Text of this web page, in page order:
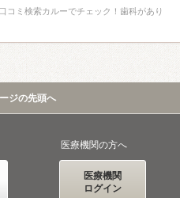
コミ検索カルーでチェック！歯科があり
ジの先頭へ
医療機関の方へ
医療機関
ログイン